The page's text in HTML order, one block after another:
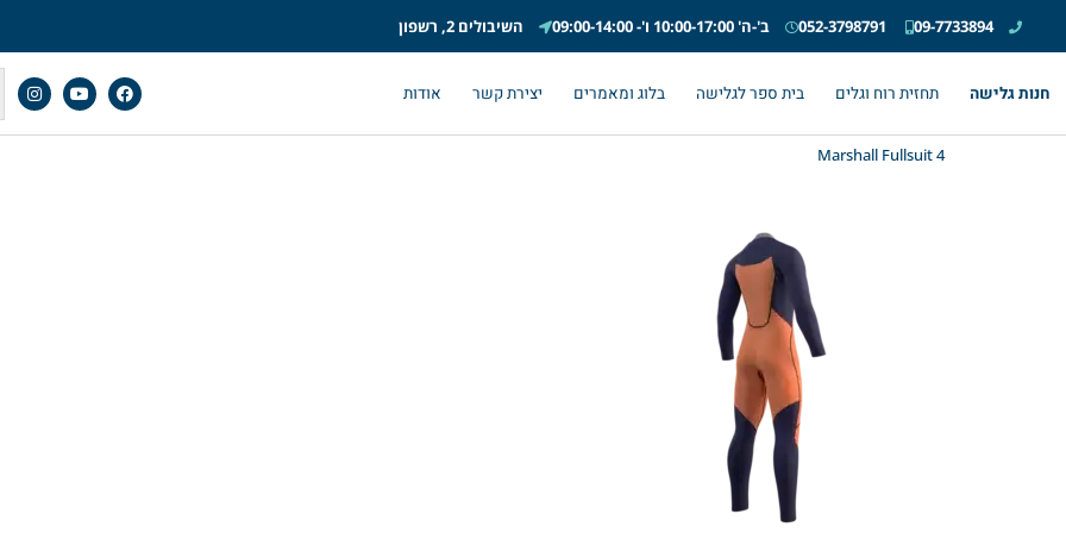
09-7733894
052-3798791 ב'-ה' 10:00-17:00 ו'- 09:00-14:00 השיבולים 2, רשפון
חנות גלישה תחזית רוח וגלים בית ספר לגלישה בלוג ומאמרים יצירת קשר אודות
Marshall Fullsuit 4